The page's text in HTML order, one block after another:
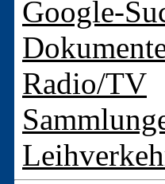
Google-
Radio/TV